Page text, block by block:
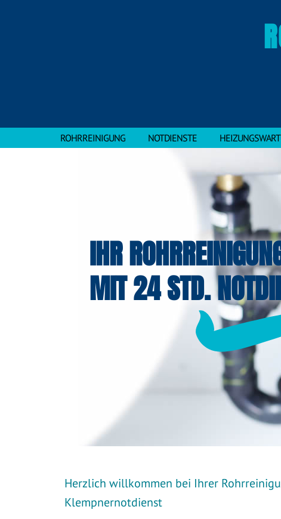
ROHRREINIGUNG NOTDIENSTE
IHR
MIT 24 STD.
Herzlich willkommen bei Ihrer
Klempnernotdienst